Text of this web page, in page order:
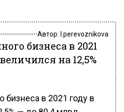
Автор: l.perevoznikova
бизнеса в 2021
на 12,5%
бизнеса в 2021 году в